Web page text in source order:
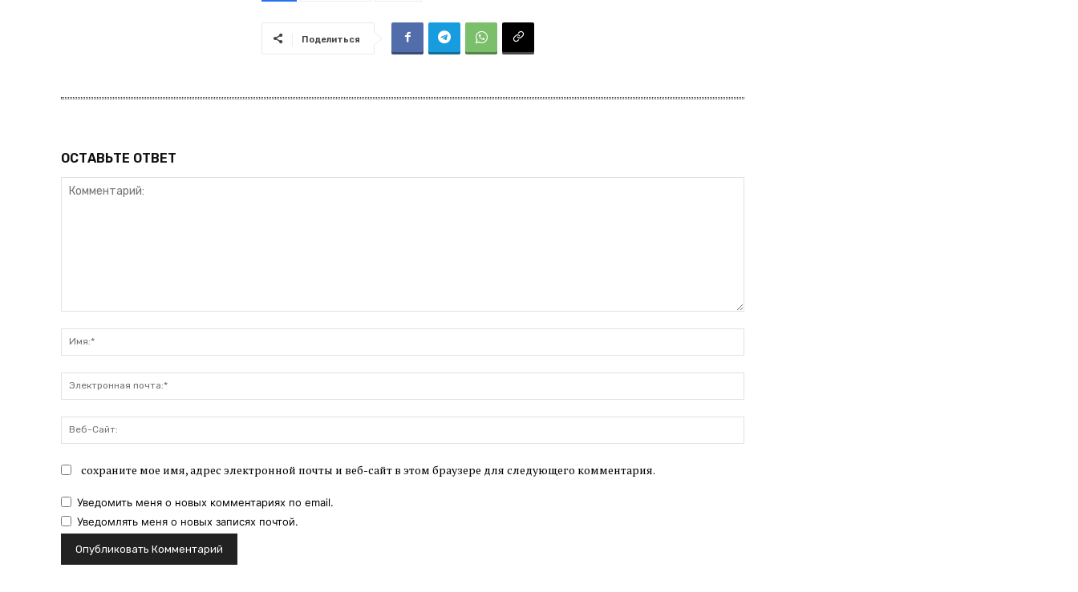
Поделиться
ОСТАВЬТЕ ОТВЕТ
почта:*
Сайт:
сохраните мое имя, адрес электронной почты и веб-сайт в этом браузере для следующего комментария.
Уведомить меня о новых комментариях по email.
Уведомлять меня о новых записях почтой.